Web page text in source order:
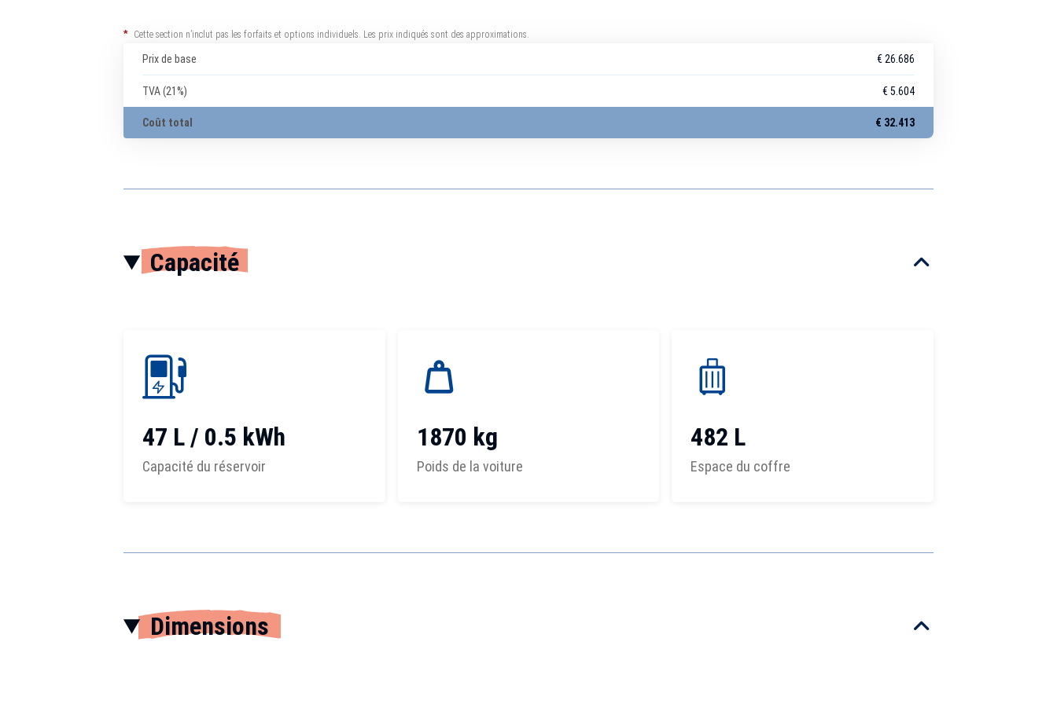
* Cette section n’inclut pas les forfaits et options individuels. Les prix indiqués sont des approximations.
Prix de base € 26.686
TVA (21%) € 5.604
Coût total € 32.413
Capacité
47 L / 0.5 kWh
Capacité du réservoir
1870 kg
Poids de la voiture
482 L
Espace du coffre
Dimensions